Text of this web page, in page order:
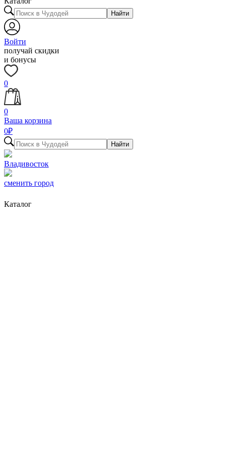
Найти
Войти
получай скидки
и бонусы
0
0
Ваша корзина
0₽
Найти
Владивосток
сменить город
Каталог